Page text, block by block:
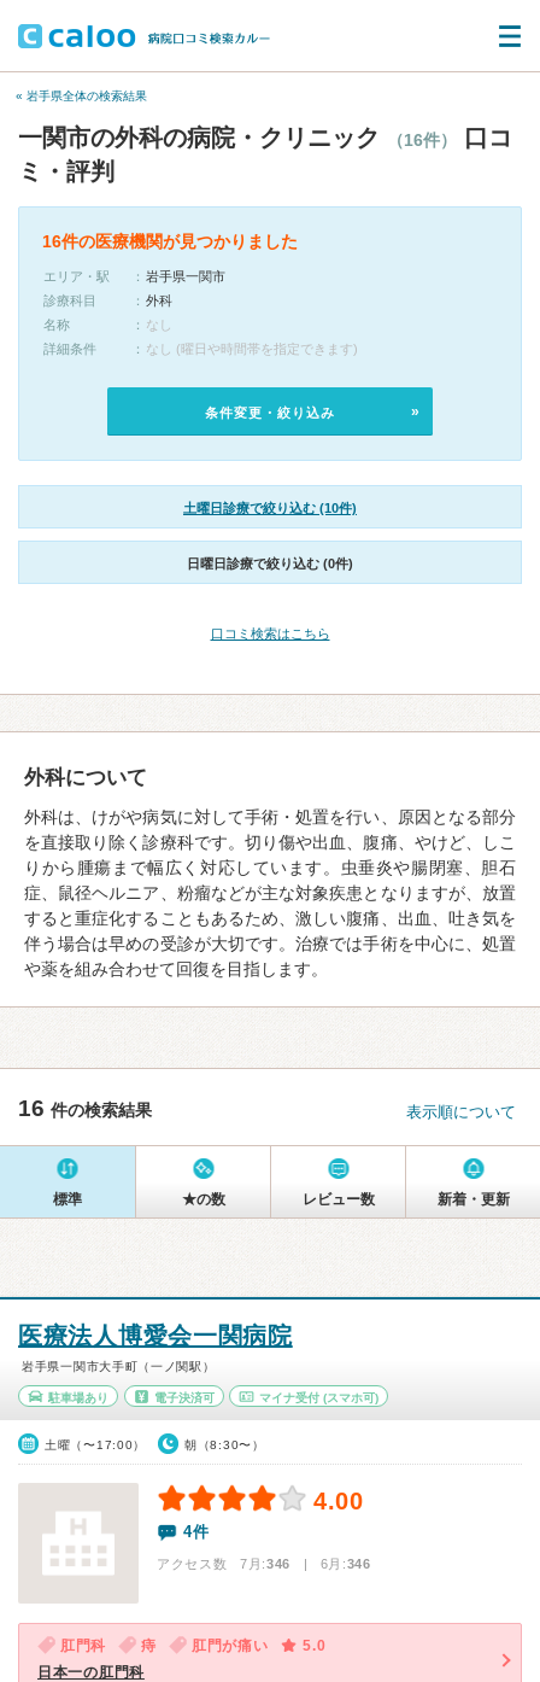
« 岩手県全体の検索結果
一関市の外科の病院・クリニック （16件）
口コ
ミ・評判
16件の医療機関が見つかりました
エリア・駅
岩手県一関市
診療科目
外科
名称
なし
詳細条件
なし (曜日や時間帯を指定できます)
条件変更・絞り込み
土曜日診療で絞り込む (10件)
日曜日診療で絞り込む (0件)
口コミ検索はこちら
外科について
外科は、けがや病気に対して手術・処置を行い、原因となる部分
を直接取り除く診療科です。切り傷や出血、腹痛、やけど、しこ
りから腫瘍まで幅広く対応しています。虫垂炎や腸閉塞、胆石
症、鼠径ヘルニア、粉瘤などが主な対象疾患となりますが、放置
すると重症化することもあるため、激しい腹痛、出血、吐き気を
伴う場合は早めの受診が大切です。治療では手術を中心に、処置
や薬を組み合わせて回復を目指します。
16 件の検索結果 表示順について
標準 ★の数 レビュー数 新着・更新
医療法人博愛会一関病院
岩手県一関市大手町（一ノ関駅）
駐車場あり 電子決済可 マイナ受付 (スマホ可)
土曜（〜17:00） 朝（8:30〜）
4.00
4件
アクセス数 7月:346 | 6月:346
肛門科 痔 肛門が痛い
5.0
日本一の肛門科